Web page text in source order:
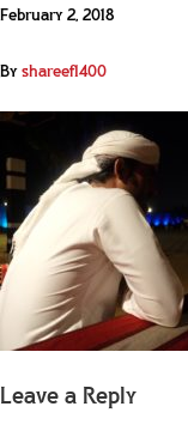
February 2, 2018
Byshareef1400
Leave a Reply